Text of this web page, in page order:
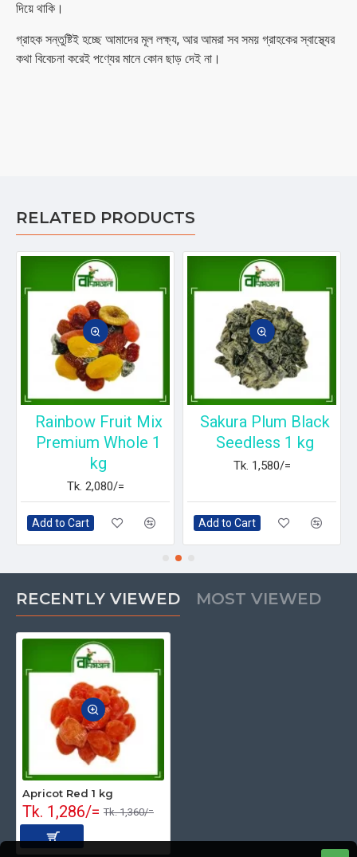
দিয়ে থাকি।
গ্রাহক সন্তুষ্টিই হচ্ছে আমাদের মূল লক্ষ্য, আর আমরা সব সময় গ্রাহকের স্বাস্থ্যের
কথা বিবেচনা করেই পণ্যের মানে কোন ছাড় দেই না।
RELATED PRODUCTS
Rainbow Fruit Mix
Premium Whole 1
kg
Tk. 2,080/=
Add to Cart
Sakura Plum Black
Seedless 1 kg
Tk. 1,580/=
Add to Cart
RECENTLY VIEWED MOST VIEWED
Apricot Red 1 kg
Tk. 1,286/= Tk. 1,360/=